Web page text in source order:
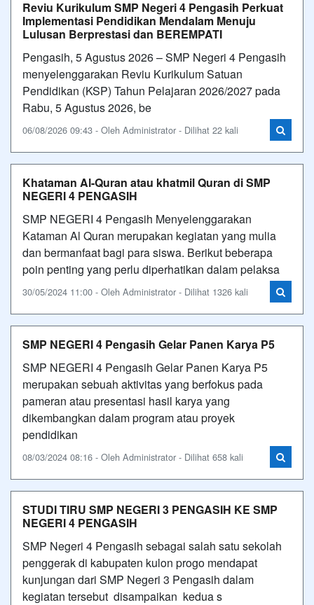
Reviu Kurikulum SMP Negeri 4 Pengasih Perkuat
Implementasi Pendidikan Mendalam Menuju
Lulusan Berprestasi dan BEREMPATI
Pengasih, 5 Agustus 2026 – SMP Negeri 4 Pengasih
menyelenggarakan Reviu Kurikulum Satuan
Pendidikan (KSP) Tahun Pelajaran 2026/2027 pada
Rabu, 5 Agustus 2026, be
06/08/2026 09:43 - Oleh Administrator - Dilihat 22 kali
Khataman Al-Quran atau khatmil Quran di SMP
NEGERI 4 PENGASIH
SMP NEGERI 4 Pengasih Menyelenggarakan
Kataman Al Quran merupakan kegiatan yang mulia
dan bermanfaat bagi para siswa. Berikut beberapa
poin penting yang perlu diperhatikan dalam pelaksa
30/05/2024 11:00 - Oleh Administrator - Dilihat 1326 kali
SMP NEGERI 4 Pengasih Gelar Panen Karya P5
SMP NEGERI 4 Pengasih Gelar Panen Karya P5
merupakan sebuah aktivitas yang berfokus pada
pameran atau presentasi hasil karya yang
dikembangkan dalam program atau proyek
pendidikan
08/03/2024 08:16 - Oleh Administrator - Dilihat 658 kali
STUDI TIRU SMP NEGERI 3 PENGASIH KE SMP
NEGERI 4 PENGASIH
SMP Negeri 4 Pengasih sebagai salah satu sekolah
penggerak di kabupaten kulon progo mendapat
kunjungan dari SMP Negeri 3 Pengasih dalam
kegiatan tersebut disampaikan kedua s